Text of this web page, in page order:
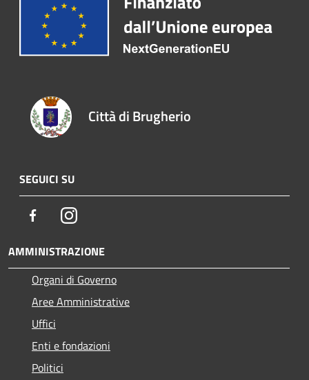
Città di Brugherio
SEGUICI SU
FacebookInstagram
AMMINISTRAZIONE
Organi di Governo
Aree Amministrative
Uffici
Enti e fondazioni
Politici